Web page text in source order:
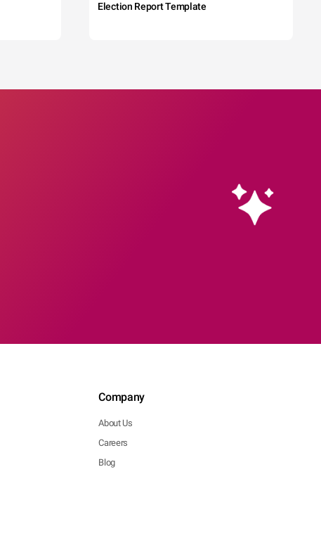
Election Report Template
Company
About Us
Careers
Blog